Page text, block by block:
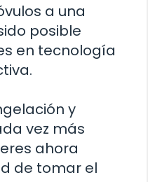
a una
posible
en tecnología
y
vez más
ahora
de tomar el